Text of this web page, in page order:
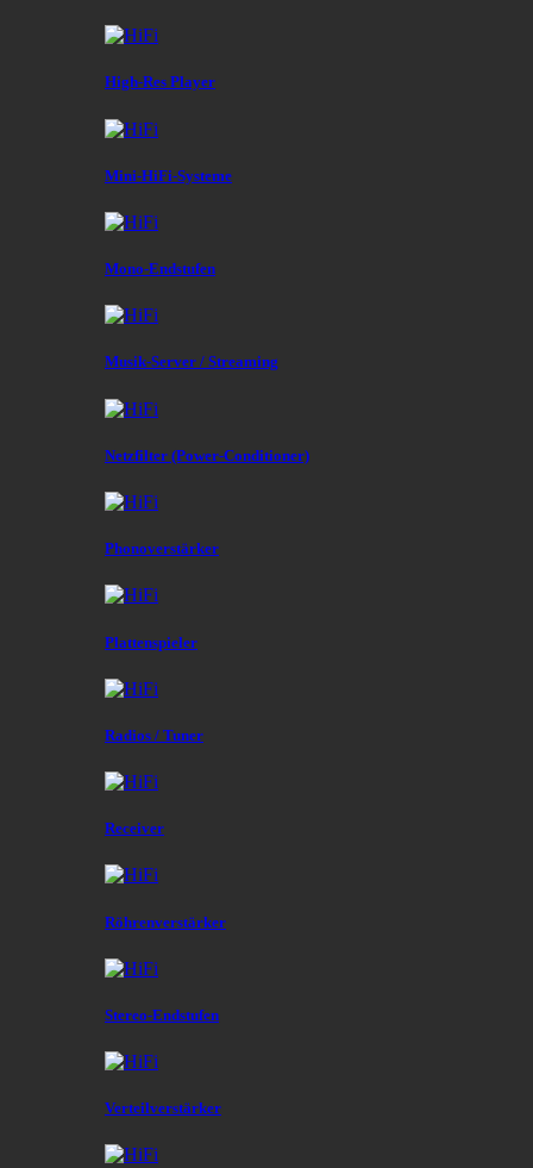
High-Res Player
Mini-HiFi-Systeme
Mono-Endstufen
Musik-Server / Streaming
Netzfilter (Power-Conditioner)
Phonoverstärker
Plattenspieler
Radios / Tuner
Receiver
Röhrenverstärker
Stereo-Endstufen
Verteilverstärker